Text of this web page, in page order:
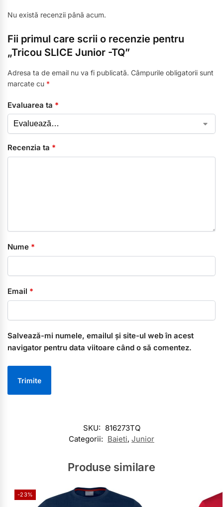
Nu există recenzii până acum.
Fii primul care scrii o recenzie pentru
„Tricou SLICE Junior -TQ”
Adresa ta de email nu va fi publicată. Câmpurile obligatorii sunt
marcate cu *
Evaluarea ta *
Recenzia ta *
Nume *
Email *
Salvează-mi numele, emailul și site-ul web în acest
navigator pentru data viitoare când o să comentez.
SKU: 816273TQ
Categorii: Baieti, Junior
Produse similare
-23%